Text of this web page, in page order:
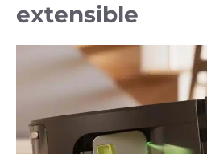
extensible